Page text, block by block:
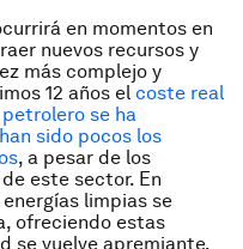
en momentos en
nuevos recursos y
más complejo y
12 años el coste real
se ha
han sido pocos los
, a pesar de los
este sector. En
limpias se
ofreciendo estas
se vuelve apremiante,